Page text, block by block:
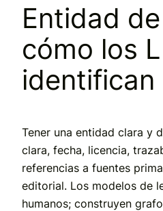
Entidad
cómo los
identifican
Tener una entidad clara y
clara, fecha, licencia,
referencias a fuentes
editorial. Los modelos de
humanos; construyen